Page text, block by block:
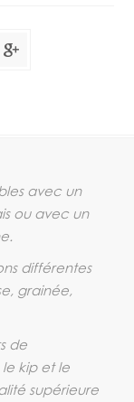
avec un
ou avec un
différentes
grainée,
de
kip et le
supérieure